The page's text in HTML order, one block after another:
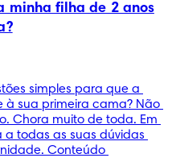
minha filha de 2 anos
simples para que a
à sua primeira cama? Não
Chora muito de toda. Em
todas as suas dúvidas
Conteúdo